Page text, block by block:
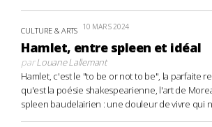
CULTURE & ARTS 10 MARS 2024
Hamlet, entre spleen et idéal
parLouane Lallemant
Hamlet, c'est le "to be or not to be", la parfaite
qu'est la poésie shakespearienne, l'art de
spleen baudelairien : une douleur de vivre qui